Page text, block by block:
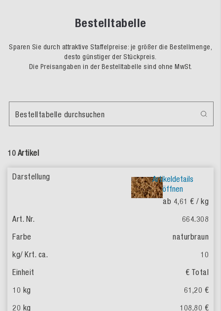
Bestelltabelle
Sparen Sie durch attraktive Staffelpreise: je größer die Bestellmenge,
desto günstiger der Stückpreis.
Die Preisangaben in der Bestelltabelle sind ohne MwSt.
10 Artikel
Bestelltabelle durchsuchen
Artikeldetails
öffnen
ab 4,61 € / kg
664.308
naturbraun
10
€ Total
61,20 €
108,80 €